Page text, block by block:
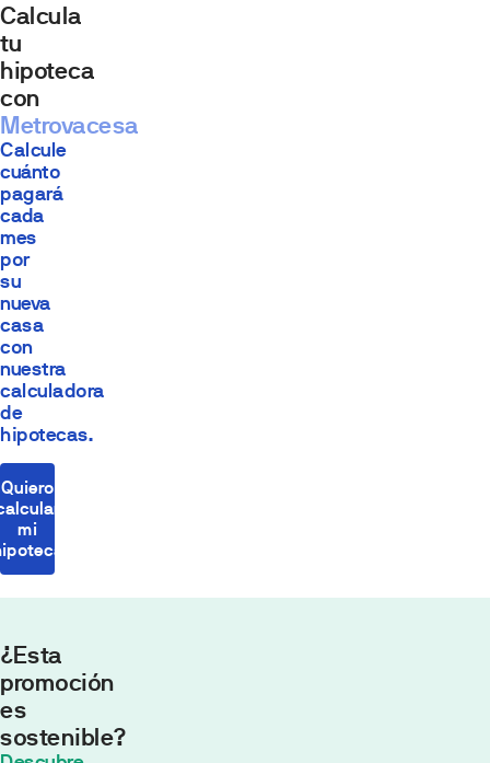
Calcula
tu
hipoteca
con
Metrovacesa
Calcule
cuánto
pagará
cada
mes
por
su
nueva
casa
con
nuestra
calculadora
de
hipotecas.
Quiero
mi
Cuota
¿Esta
promoción
es
sostenible?